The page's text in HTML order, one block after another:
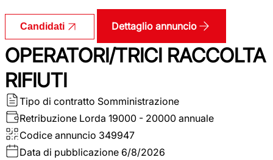
Candidati Dettaglio annuncio
OPERATORI/TRICI RACCOLTA
RIFIUTI
Tipo di contratto Somministrazione
Retribuzione Lorda 19000 - 20000 annuale
Codice annuncio 349947
Data di pubblicazione 6/8/2026